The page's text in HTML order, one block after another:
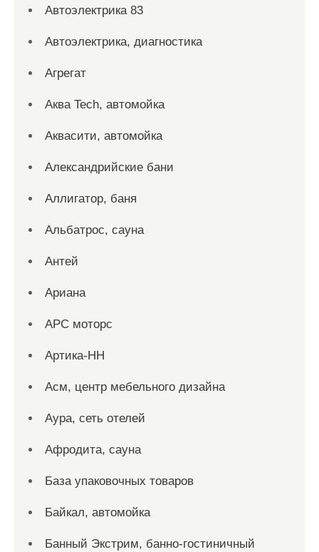
Автоэлектрика 83
Автоэлектрика, диагностика
Агрегат
Аква Tech, автомойка
Аквасити, автомойка
Александрийские бани
Аллигатор, баня
Альбатрос, сауна
Антей
Ариана
АРС моторс
Артика-НН
Асм, центр мебельного дизайна
Аура, сеть отелей
Афродита, сауна
База упаковочных товаров
Байкал, автомойка
Банный Экстрим, банно-гостиничный